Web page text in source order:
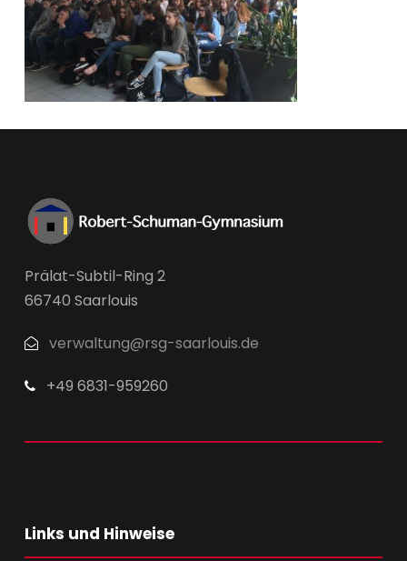
Prälat-Subtil-Ring 2
66740 Saarlouis
verwaltung@rsg-saarlouis.de
+49 6831-959260
Links und Hinweise